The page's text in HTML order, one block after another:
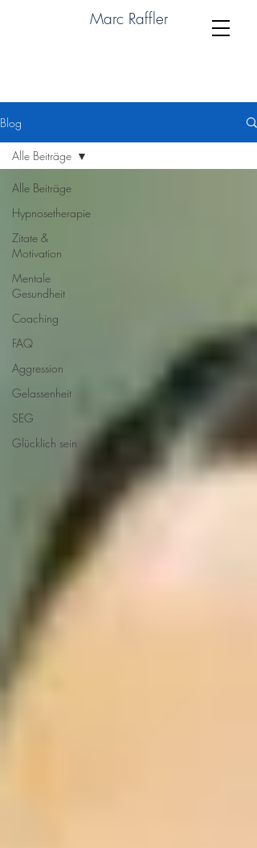
Marc Raffler
Blog
Alle Beiträge
Hypnosetherapie
Zitate &
Motivation
Mentale
Gesundheit
Coaching
FAQ
Aggression
Gelassenheit
SEG
Glücklich sein
Alle Beiträge